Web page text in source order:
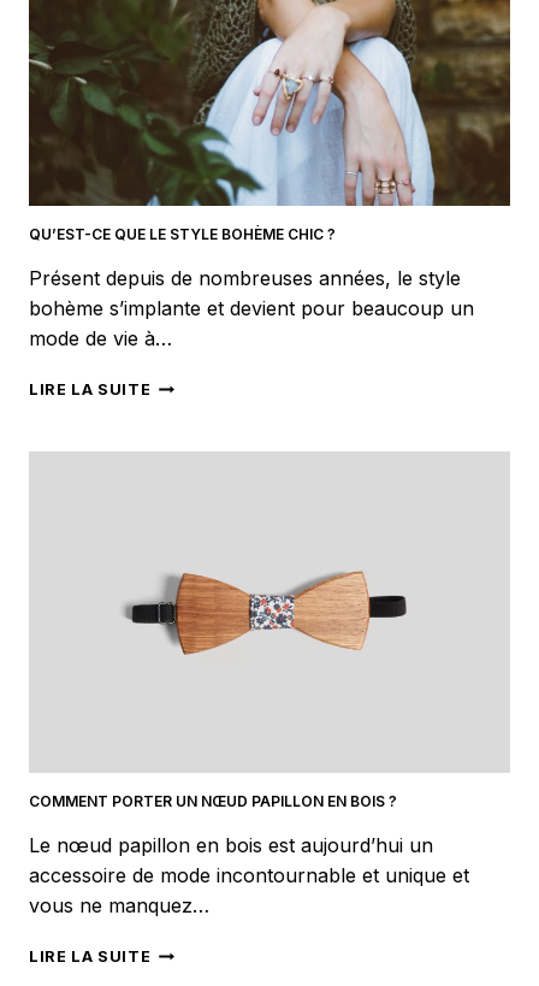
QU’EST-CE QUE LE STYLE BOHÈME CHIC ?
Présent depuis de nombreuses années, le style
bohème s’implante et devient pour beaucoup un
mode de vie à…
LIRE LA SUITE QU’EST-
LE
COMMENT PORTER UN NŒUD PAPILLON EN BOIS ?
Le nœud papillon en bois est aujourd’hui un
accessoire de mode incontournable et unique et
vous ne manquez…
LIRE LA SUITE COMMENT